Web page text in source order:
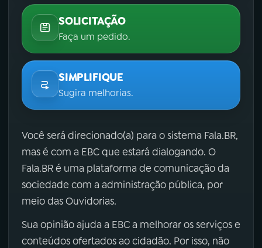
SOLICITAÇÃO
Faça um pedido.
SIMPLIFIQUE
Sugira melhorias.
Você será direcionado(a) para o sistema Fala.BR,
mas é com a EBC que estará dialogando. O
Fala.BR é uma plataforma de comunicação da
sociedade com a administração pública, por
meio das Ouvidorias.
Sua opinião ajuda a EBC a melhorar os serviços e
conteúdos ofertados ao cidadão. Por isso, não